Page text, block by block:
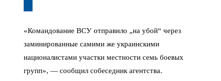
«Командование ВСУ отправило „на убой“ через
заминированные самими же украинскими
националистами участки местности семь боевых
групп», — сообщил собеседник агентства.